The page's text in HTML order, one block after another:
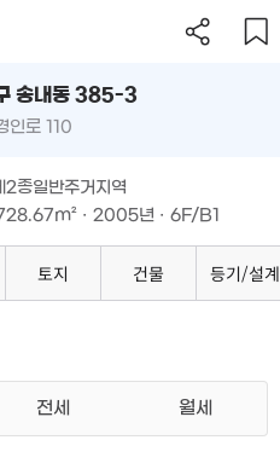
송내동 385-3
인로 110
2종일반주거지역
· 2005년 · 6F/B1
토지 건물 등기/설계
전세 월세